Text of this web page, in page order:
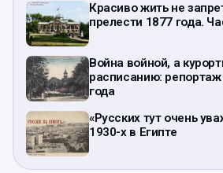
Красиво жить не
прелести 1877 года.
Война войной, а
расписанию:
года
«Русских тут очень
1930-х в Египте